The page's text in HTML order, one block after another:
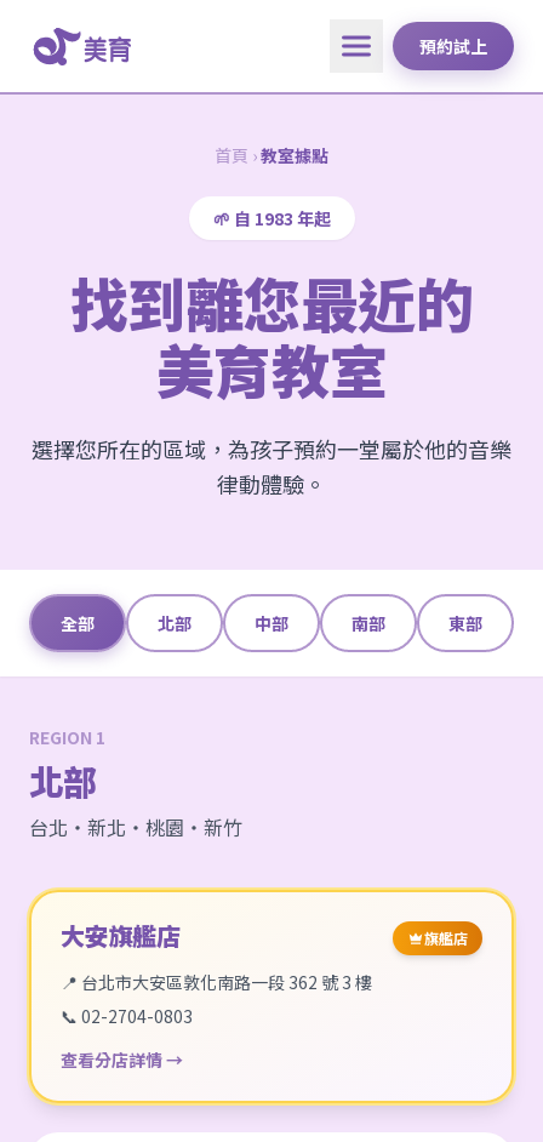
預約試上
首頁 ›教室據點
🌱 自 1983 年起
找到離您最近的
美育教室
選擇您所在的區域，為孩子預約一堂屬於他的音樂
律動體驗。
全部 北部 中部 南部 東部
REGION 1
北部
台北・新北・桃園・新竹
大安旗艦店 旗艦店
📍 台北市大安區敦化南路一段 362 號 3 樓
📞 02-2704-0803
查看分店詳情 →